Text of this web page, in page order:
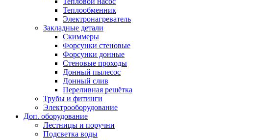
Теплообменник
Электронагреватель
Закладные детали
Скиммеры
Форсунки стеновые
Форсунки донные
Стеновые проходы
Донный пылесос
Донный слив
Переливная решётка
Трубы и фитинги
Электрооборудование
Доп. оборудование
Лестницы и поручни
Подсветка воды